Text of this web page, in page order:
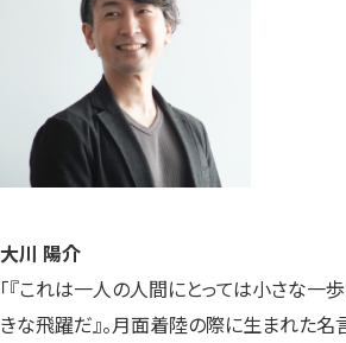
大川 陽介
「『これは一人の人間にとっては小さな一
きな飛躍だ』。月面着陸の際に生まれた名